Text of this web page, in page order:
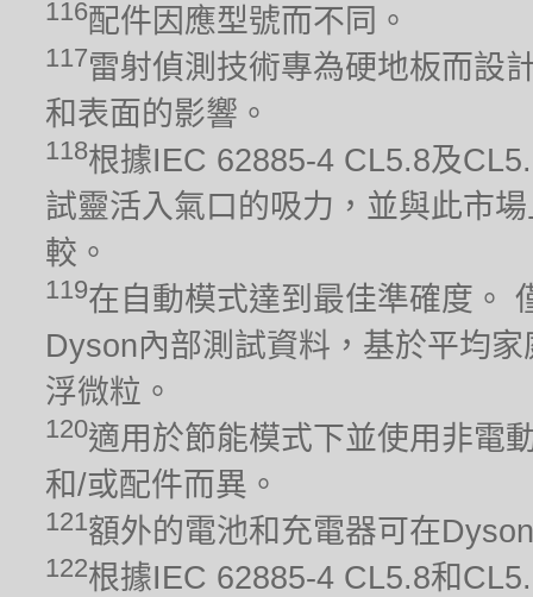
116配件因應型號而不同。
117雷射偵測技術專為硬地板而設
和表面的影響。
118根據IEC 62885-4 CL5.8及
試靈活入氣口的吸力，並與此市
較。
119在自動模式達到最佳準確度。
Dyson內部測試資料，基於平均
浮微粒。
120適用於節能模式下並使用非電
和/或配件而異。
121額外的電池和充電器可在
122根據IEC 62885-4 CL5.8和